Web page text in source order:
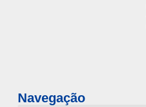
Navegação